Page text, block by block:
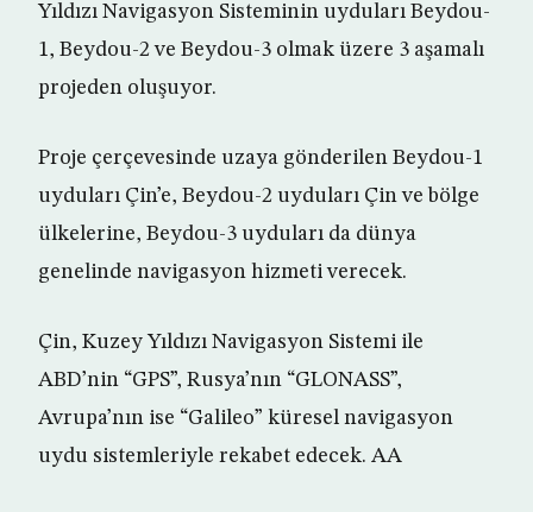
Yıldızı Navigasyon Sisteminin uyduları Beydou-
1, Beydou-2 ve Beydou-3 olmak üzere 3 aşamalı
projeden oluşuyor.
Proje çerçevesinde uzaya gönderilen Beydou-1
uyduları Çin’e, Beydou-2 uyduları Çin ve bölge
ülkelerine, Beydou-3 uyduları da dünya
genelinde navigasyon hizmeti verecek.
Çin, Kuzey Yıldızı Navigasyon Sistemi ile
ABD’nin “GPS”, Rusya’nın “GLONASS”,
Avrupa’nın ise “Galileo” küresel navigasyon
uydu sistemleriyle rekabet edecek. AA